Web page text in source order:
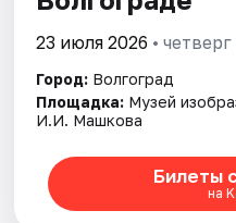
23 июля 2026 •
Город: Волгоград
Площадка: Музей
И.И. Машкова
Билеты
на